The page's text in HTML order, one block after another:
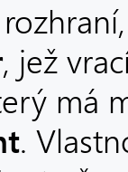
, jež
má
.